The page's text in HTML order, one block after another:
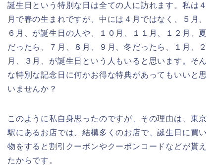
誕生日という特別な日は全ての人に訪れます。私は４
月で春の生まれですが、中には４月ではなく、５月、
６月、が誕生日の人や、１０月、１１月、１２月、夏
だったら、７月、８月、９月、冬だったら、１月、２
月、３月、が誕生日という人もいると思います。そん
な特別な記念日に何かお得な特典があってもいいと思
いませんか？
このように私自身思ったのですが、その理由は、東京
駅にあるお店では、結構多くのお店で、誕生日に買い
物をすると割引クーポンやクーポンコードなどが貰え
たからです。